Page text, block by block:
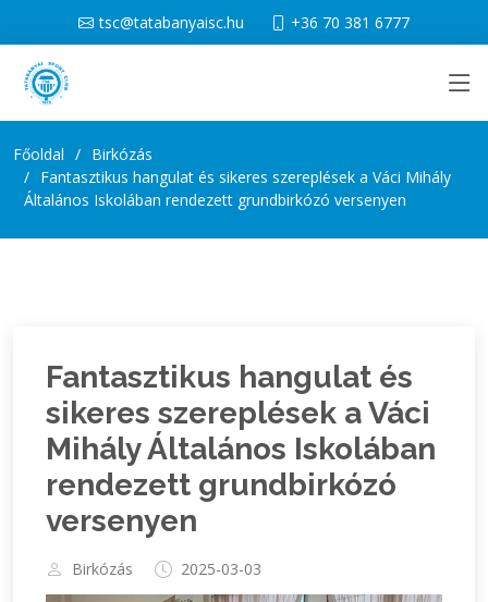
tsc@tatabanyaisc.hu +36 70 381 6777
Főoldal
Birkózás
Fantasztikus hangulat és sikeres szereplések a Váci Mihály
Általános Iskolában rendezett grundbirkózó versenyen
Fantasztikus hangulat és
sikeres szereplések a Váci
Mihály Általános Iskolában
rendezett grundbirkózó
versenyen
Birkózás 2025-03-03